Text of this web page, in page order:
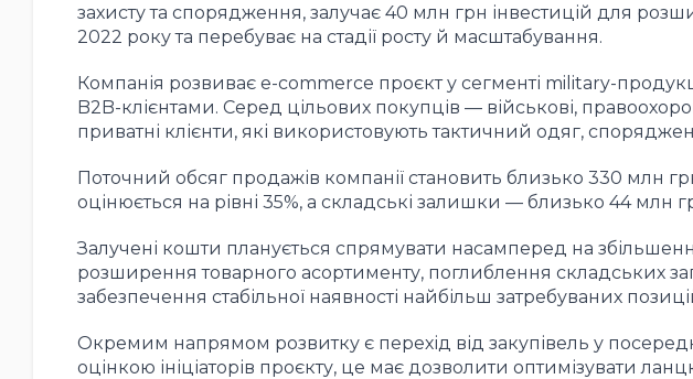
захисту та спорядження, залучає 40 млн грн інвестицій для
2022 року та перебуває на стадії росту й масштабування.
Компанія розвиває e-commerce проєкт у сегменті military-
B2B-клієнтами. Серед цільових покупців — військові,
приватні клієнти, які використовують тактичний одяг,
Поточний обсяг продажів компанії становить близько 330 млн
оцінюється на рівні 35%, а складські залишки — близько 44 млн
Залучені кошти планується спрямувати насамперед на
розширення товарного асортименту, поглиблення складських
забезпечення стабільної наявності найбільш затребуваних
Окремим напрямом розвитку є перехід від закупівель у
оцінкою ініціаторів проєкту, це має дозволити оптимізувати